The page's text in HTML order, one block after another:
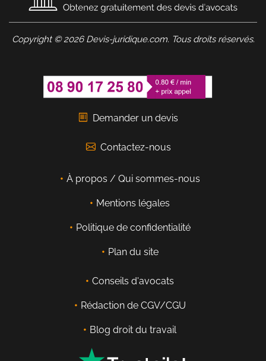
Copyright © 2026 Devis-juridique.com. Tous droits réservés.
Demander un devis
Contactez-nous
À propos / Qui sommes-nous
Mentions légales
Politique de confidentialité
Plan du site
Conseils d'avocats
Rédaction de CGV/CGU
Blog droit du travail